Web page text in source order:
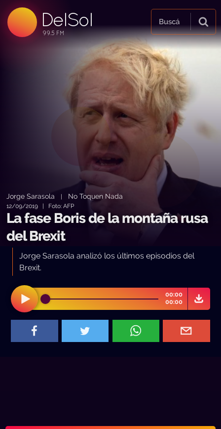
DelSol
99.5 FM
99.5 FM
99.5 FM
Buscá
Jorge Sarasola No Toquen Nada
12/09/2019 | Foto: AFP
La fase Boris de la montaña rusa
del Brexit
Jorge Sarasola analizó los últimos episodios del
Brexit.
00:00
00:00